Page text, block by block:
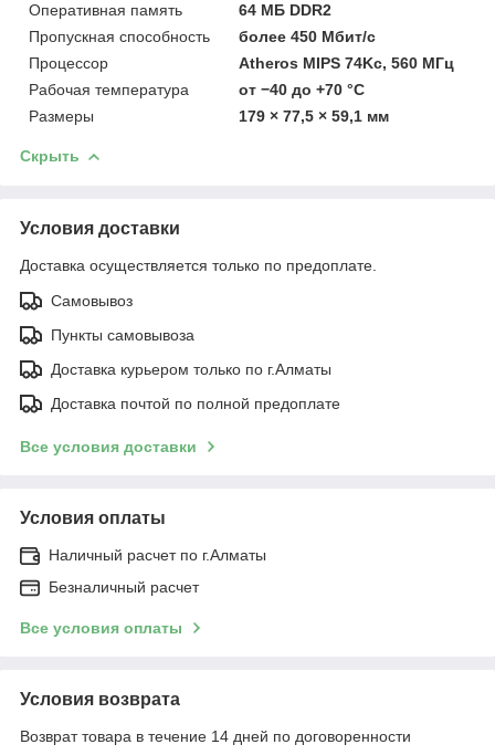
Оперативная память
64 МБ DDR2
Пропускная способность
более 450 Мбит/с
Процессор
Atheros MIPS 74Kc, 560 МГц
Рабочая температура
от −40 до +70 °C
Размеры
179 × 77,5 × 59,1 мм
Скрыть
Условия доставки
Доставка осуществляется только по предоплате.
Самовывоз
Пункты самовывоза
Доставка курьером только по г.Алматы
Доставка почтой по полной предоплате
Все условия доставки
Условия оплаты
Наличный расчет по г.Алматы
Безналичный расчет
Все условия оплаты
Условия возврата
Возврат товара в течение 14 дней по договоренности